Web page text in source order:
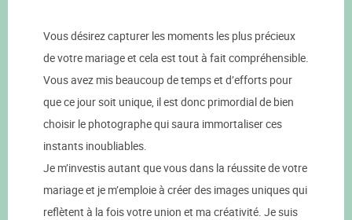
Vous désirez capturer les moments les plus précieux
de votre mariage et cela est tout à fait compréhensible.
Vous avez mis beaucoup de temps et d’efforts pour
que ce jour soit unique, il est donc primordial de bien
choisir le photographe qui saura immortaliser ces
instants inoubliables.
Je m’investis autant que vous dans la réussite de votre
mariage et je m’emploie à créer des images uniques qui
reflètent à la fois votre union et ma créativité. Je suis